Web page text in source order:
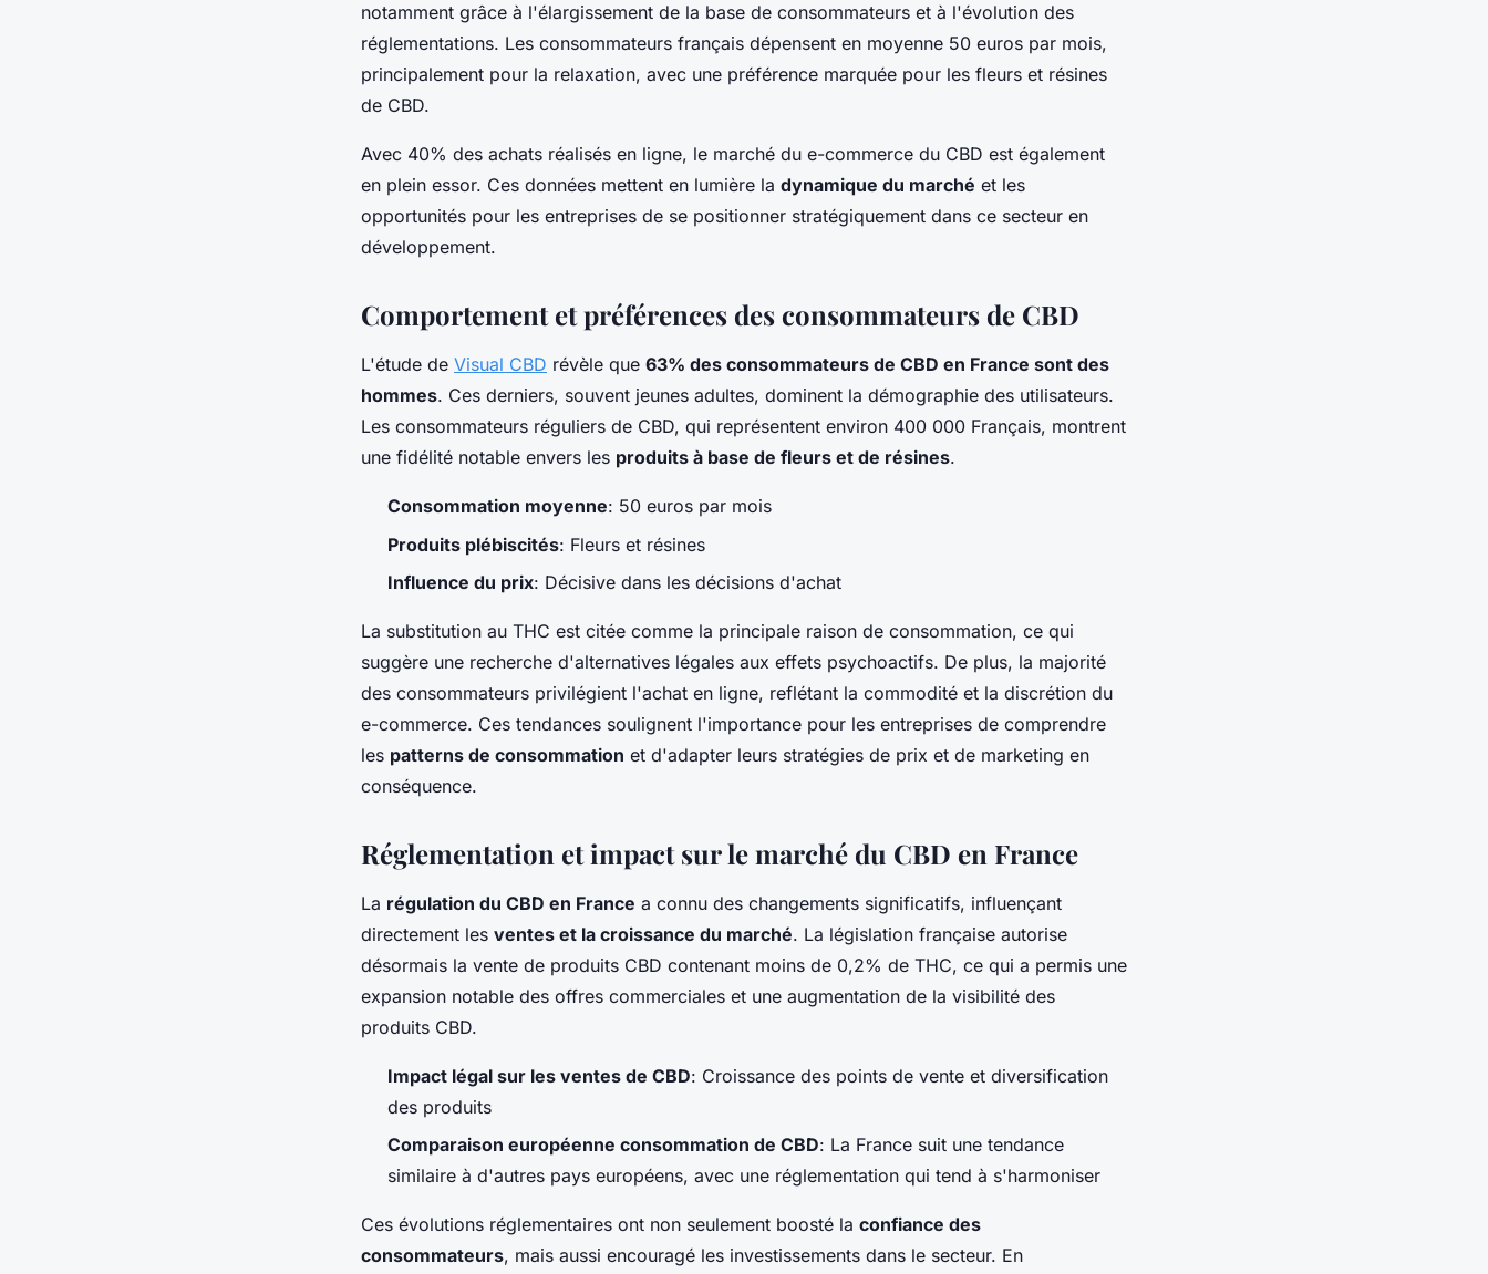
notamment grâce à l'élargissement de la base de consommateurs et à l'évolution des
réglementations. Les consommateurs français dépensent en moyenne 50 euros par mois,
principalement pour la relaxation, avec une préférence marquée pour les fleurs et résines
de CBD.
Avec 40% des achats réalisés en ligne, le marché du e-commerce du CBD est également
en plein essor. Ces données mettent en lumière la dynamique du marché et les
opportunités pour les entreprises de se positionner stratégiquement dans ce secteur en
développement.
Comportement et préférences des consommateurs de CBD
L'étude de Visual CBD révèle que 63% des consommateurs de CBD en France sont des
hommes. Ces derniers, souvent jeunes adultes, dominent la démographie des utilisateurs.
Les consommateurs réguliers de CBD, qui représentent environ 400 000 Français, montrent
une fidélité notable envers les produits à base de fleurs et de résines.
Consommation moyenne: 50 euros par mois
Produits plébiscités: Fleurs et résines
Influence du prix: Décisive dans les décisions d'achat
La substitution au THC est citée comme la principale raison de consommation, ce qui
suggère une recherche d'alternatives légales aux effets psychoactifs. De plus, la majorité
des consommateurs privilégient l'achat en ligne, reflétant la commodité et la discrétion du
e-commerce. Ces tendances soulignent l'importance pour les entreprises de comprendre
les patterns de consommation et d'adapter leurs stratégies de prix et de marketing en
conséquence.
Réglementation et impact sur le marché du CBD en France
La régulation du CBD en France a connu des changements significatifs, influençant
directement les ventes et la croissance du marché. La législation française autorise
désormais la vente de produits CBD contenant moins de 0,2% de THC, ce qui a permis une
expansion notable des offres commerciales et une augmentation de la visibilité des
produits CBD.
Impact légal sur les ventes de CBD: Croissance des points de vente et diversification
des produits
Comparaison européenne consommation de CBD: La France suit une tendance
similaire à d'autres pays européens, avec une réglementation qui tend à s'harmoniser
Ces évolutions réglementaires ont non seulement boosté la confiance des
consommateurs, mais aussi encouragé les investissements dans le secteur. En